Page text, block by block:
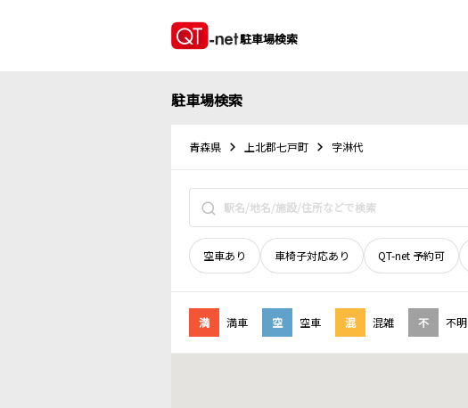
駐車場検索
駐車場検索
青森県 上北郡七戸町 字淋代
空車あり 車椅子対応あり QT-net 予約可
満 満車 空 空車 混 混雑 不 不明